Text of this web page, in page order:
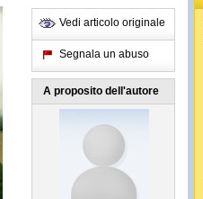
Vedi articolo originale
Segnala un abuso
A proposito dell'autore